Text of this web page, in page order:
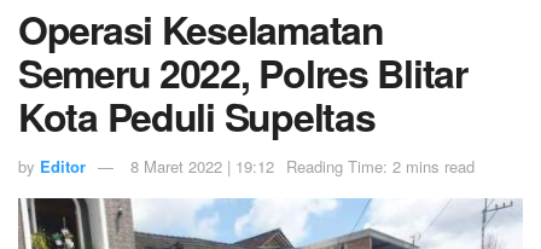
Operasi Keselamatan
Semeru 2022, Polres Blitar
Kota Peduli Supeltas
by Editor 8 Maret 2022 | 19:12 Reading Time: 2 mins read